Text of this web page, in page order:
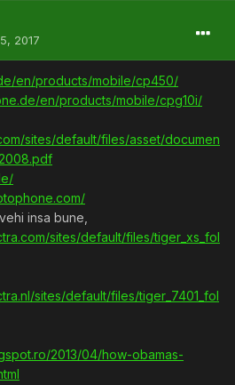
2017
en/products/mobile/cp450/
en/products/mobile/cpg10i/
sites/default/files/asset/documen
insa bune,
sites/default/files/tiger_xs_fol
sites/default/files/tiger_7401_fol
2013/04/how-obamas-